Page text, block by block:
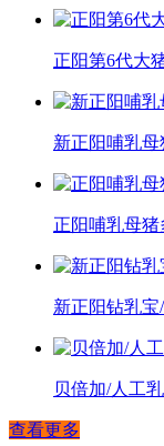
正阳第6代大
新正阳哺乳母
正阳哺乳母猪
新正阳钻乳
贝倍加/人工乳
查看更多